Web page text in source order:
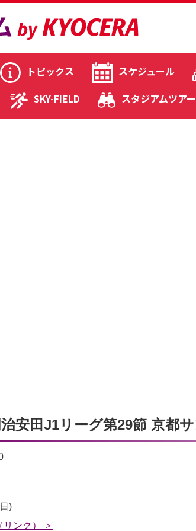
トピックス スケジュール
SKY-FIELD
スタジアムツアー
安田J1リーグ第29節 京都
)
ンク） ＞